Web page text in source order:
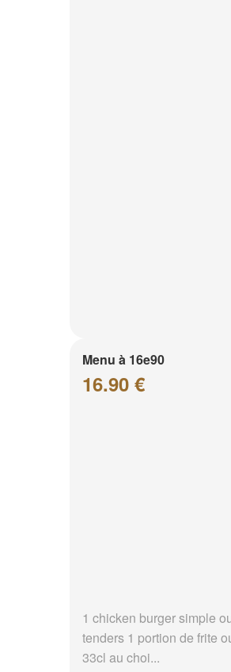
Menu à 16e90
16.90 €
1 chicken burger simple
tenders 1 portion de frite
33cl au choi...